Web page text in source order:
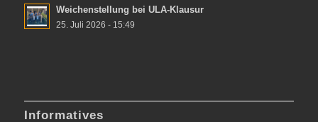
Weichenstellung bei ULA-Klausur
25. Juli 2026 - 15:49
Informatives